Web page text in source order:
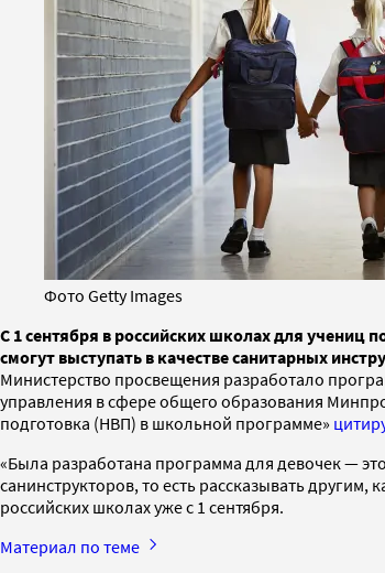
Фото Getty Images
С 1 сентября в российских школах для
смогут выступать в качестве санитарных
Министерство просвещения разработало
управления в сфере общего образования
подготовка (НВП) в школьной программе»
«Была разработана программа для девочек —
санинструкторов, то есть рассказывать
российских школах уже с 1 сентября.
Материал по теме